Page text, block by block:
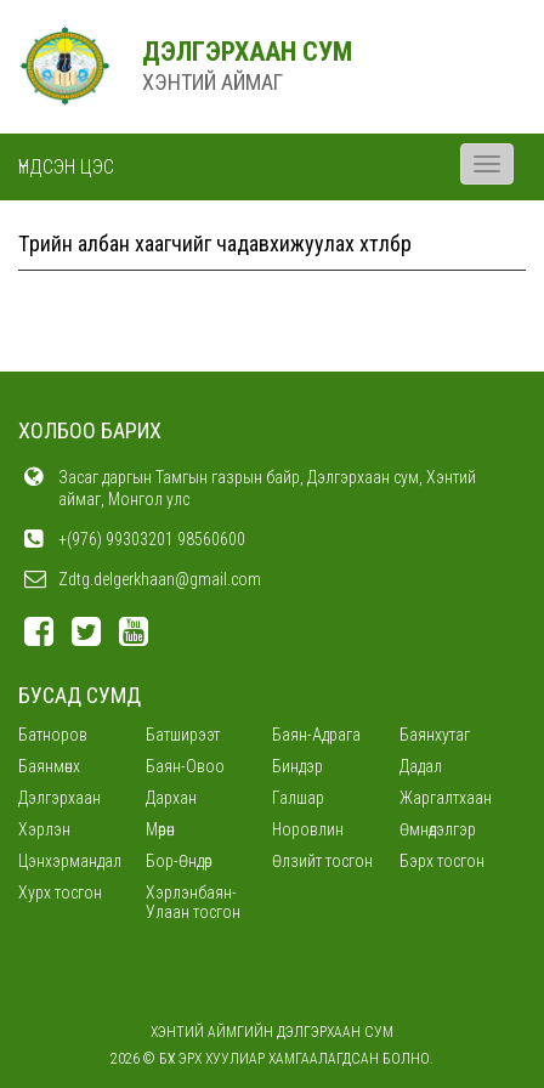
ДЭЛГЭРХААН СУМ
ХЭНТИЙ АЙМАГ
ҮНДСЭН ЦЭС
Toggle
Төрийн албан хаагчийг чадавхижуулах хөтөлбөр
ХОЛБОО БАРИХ
Засаг даргын Тамгын газрын байр, Дэлгэрхаан сум, Хэнтий
аймаг, Монгол улс
+(976) 99303201 98560600
Zdtg.delgerkhaan@gmail.com
БУСАД СУМД
Батноров Батширээт Баян-Адрага
Баянхутаг
Баянмөнх
Баян-Овоо Биндэр
Дадал
Дэлгэрхаан
Дархан Галшар
Жаргалтхаан
Хэрлэн
Мөрөн Норовлин
Өмнөдэлгэр
Цэнхэрмандал
Бор-Өндөр Өлзийт тосгон
Бэрх тосгон
Хурх тосгон
Хэрлэнбаян-
Улаан тосгон
ХЭНТИЙ АЙМГИЙН ДЭЛГЭРХААН СУМ
2026 © БҮХ ЭРХ ХУУЛИАР ХАМГААЛАГДСАН БОЛНО.